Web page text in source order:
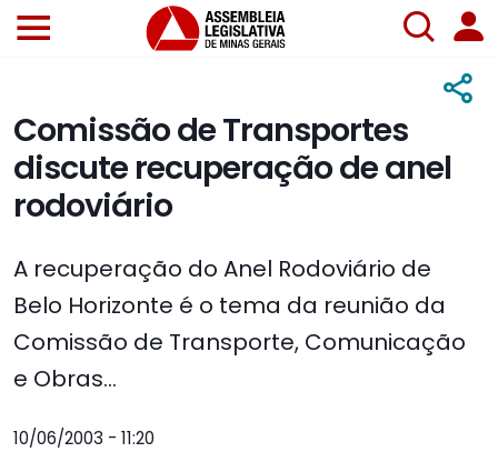
Comissão de Transportes
discute recuperação de anel
rodoviário
A recuperação do Anel Rodoviário de
Belo Horizonte é o tema da reunião da
Comissão de Transporte, Comunicação
e Obras...
10/06/2003 - 11:20